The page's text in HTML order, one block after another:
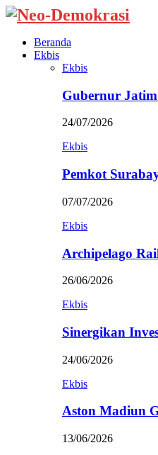
Beranda
Ekbis
Ekbis
Gubernur
24/07/2026
Ekbis
Pemkot
07/07/2026
Ekbis
Archipelago
26/06/2026
Ekbis
Sinergikan
24/06/2026
Ekbis
Aston Madiun
13/06/2026